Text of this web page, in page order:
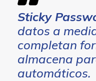
Sticky
datos a
completan
almacena
automáticos.